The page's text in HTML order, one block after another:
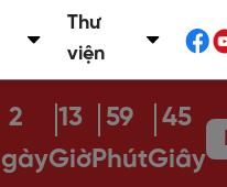
Thư
viện
2
13
Giờ
59
Phút
44
Giây